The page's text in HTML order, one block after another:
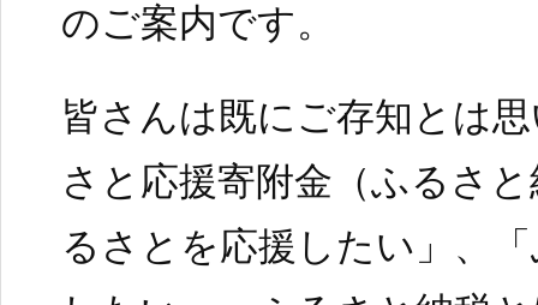
のご案内です。
皆さんは既にご存知とは
さと応援寄附金（ふるさ
るさとを応援したい」、